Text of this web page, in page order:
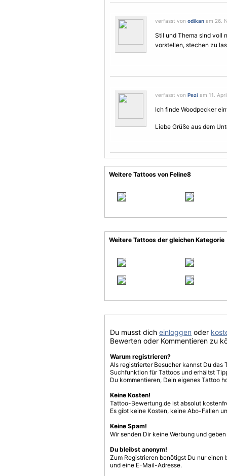
verfasst von odikan am 26.
Stil und Thema sind voll
vorstellen, stechen zu
verfasst von Pezi am 11.
Ich finde Woodpecker
Liebe Grüße aus dem
Weitere Tattoos von Feline8
Weitere Tattoos der gleichen Kategorie
Du musst dich einloggen oder
Bewerten oder Kommentieren zu
Warum registrieren?
Als registrierter Besucher kannst Du
Suchfunktion für Tattoos und erhältst
Du kommentieren, Dein eigenes Tattoo
Keine Kosten!
Tattoo-Bewertung.de ist absolut
Es gibt keine Kosten, keine Abo-Fallen
Keine Spam!
Wir senden Dir keine Werbung und
Du bleibst anonym!
Zum Registrieren benötigst Du nur einen
und eine E-Mail-Adresse.